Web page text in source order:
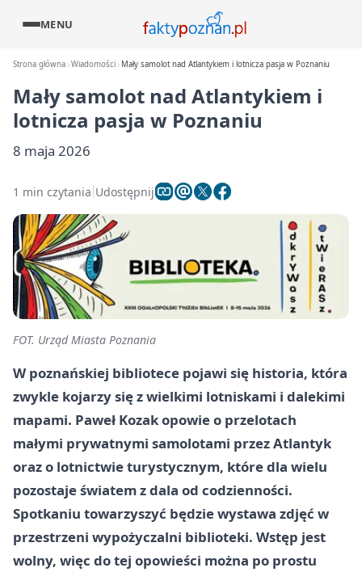
MENU
Strona główna Wiadomości Mały samolot nad Atlantykiem i lotnicza pasja w Poznaniu
Mały samolot nad Atlantykiem i
lotnicza pasja w Poznaniu
8 maja 2026
1 min czytania Udostępnij
FOT. Urząd Miasta Poznania
W poznańskiej bibliotece pojawi się historia, która
zwykle kojarzy się z wielkimi lotniskami i dalekimi
mapami. Paweł Kozak opowie o przelotach
małymi prywatnymi samolotami przez Atlantyk
oraz o lotnictwie turystycznym, które dla wielu
pozostaje światem z dala od codzienności.
Spotkaniu towarzyszyć będzie wystawa zdjęć w
przestrzeni wypożyczalni biblioteki. Wstęp jest
wolny, więc do tej opowieści można po prostu